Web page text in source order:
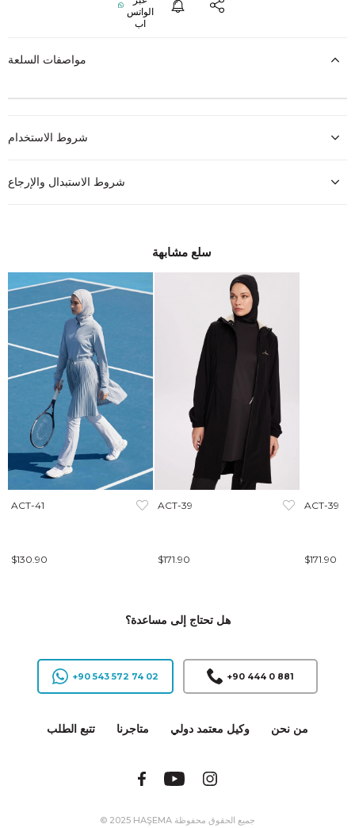
مواصفات السلعة
شروط الاستخدام
شروط الاستبدال والإرجاع
سلع مشابهة
ACT-41
$130.90
ACT-39
$171.90
ACT-39
$171.90
هل تحتاج إلى مساعدة؟
+90 543 572 74 02 +90 444 0 881
تتبع الطلب متاجرنا وكيل معتمد دولي من نحن
© 2025 HAŞEMA جميع الحقوق محفوظة